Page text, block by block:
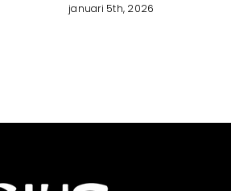
januari 5th, 2026